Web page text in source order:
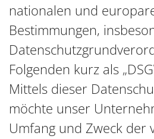
nationalen und
Bestimmungen,
Folgenden kurz als
Mittels dieser
möchte unser
Umfang und Zweck der